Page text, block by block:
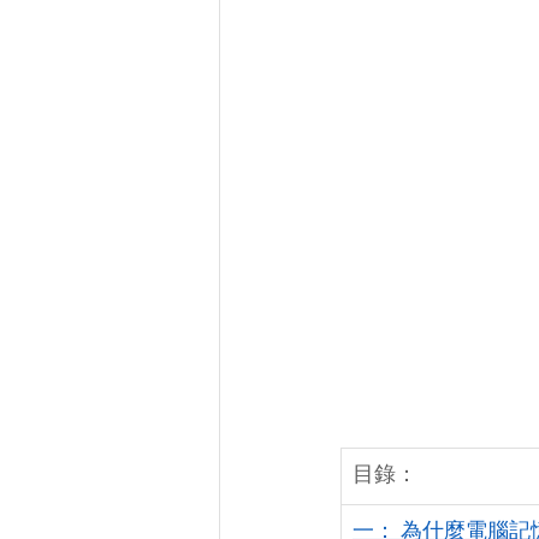
目錄：
一： 為什麼電腦記